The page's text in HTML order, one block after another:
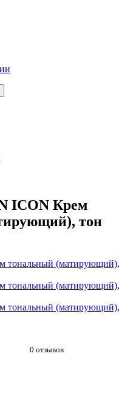
ICON Крем
тон
0 отзывов